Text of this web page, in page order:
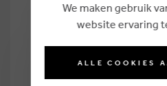
We maken gebruik
website ervaring
ALLE COOKIES